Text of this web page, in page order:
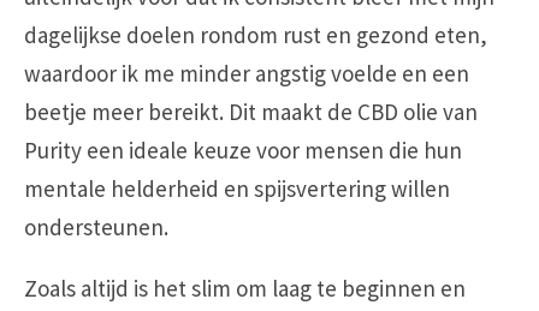
dagelijkse doelen rondom rust en gezond eten,
waardoor ik me minder angstig voelde en een
beetje meer bereikt. Dit maakt de CBD olie van
Purity een ideale keuze voor mensen die hun
mentale helderheid en spijsvertering willen
ondersteunen.
Zoals altijd is het slim om laag te beginnen en